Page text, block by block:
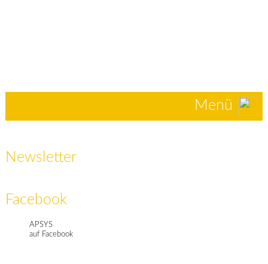
Menü
Newsletter
Facebook
APSYS
auf Facebook